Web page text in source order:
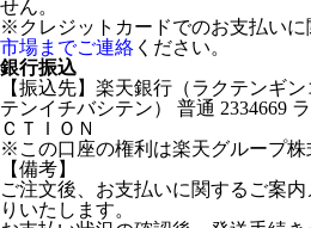
せん。
※クレジットカードでのお支払いに
市場までご連絡 ください。
銀行振込
【振込先】楽天銀行（ラクテンギ
テンイチバシテン） 普通 2334669
ＣＴＩＯＮ
※この口座の権利は楽天グループ株
【備考】
ご注文後、お支払いに関するご案
りいたします。